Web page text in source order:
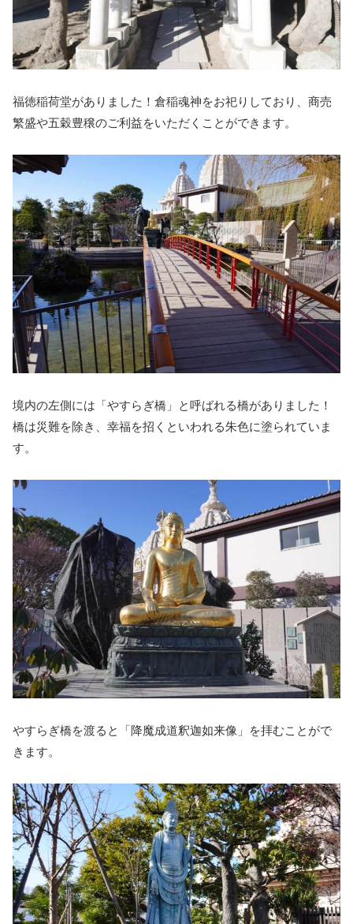
福徳稲荷堂がありました！倉稲魂神をお祀りしており、商売
繁盛や五穀豊穣のご利益をいただくことができます。
境内の左側には「やすらぎ橋」と呼ばれる橋がありました！
橋は災難を除き、幸福を招くといわれる朱色に塗られていま
す。
やすらぎ橋を渡ると「降魔成道釈迦如来像」を拝むことがで
きます。